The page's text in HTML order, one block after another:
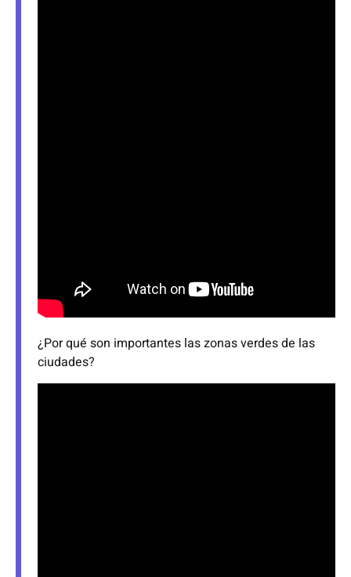
¿Por qué son importantes las zonas verdes de las
ciudades?